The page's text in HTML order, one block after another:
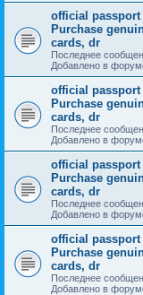
official passport
Purchase
cards, dr
Последнее
Добавлено в
official passport
Purchase
cards, dr
Последнее
Добавлено в
official passport
Purchase
cards, dr
Последнее
Добавлено в
official passport
Purchase
cards, dr
Последнее
Добавлено в